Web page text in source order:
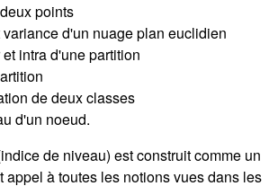
points
d'un nuage plan euclidien
intra d'une partition
de deux classes
d'un noeud.
de niveau) est construit comme un
appel à toutes les notions vues dans les